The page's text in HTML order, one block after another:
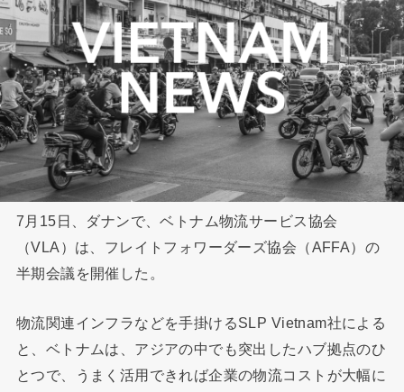
7月15日、ダナンで、ベトナム物流サービス協会
（VLA）は、フレイトフォワーダーズ協会（AFFA）の
半期会議を開催した。
物流関連インフラなどを手掛けるSLP Vietnam社による
と、ベトナムは、アジアの中でも突出したハブ拠点のひ
とつで、うまく活用できれば企業の物流コストが大幅に